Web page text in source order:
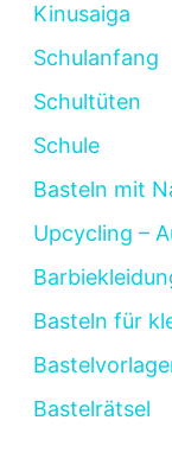
Kinusaiga
Schulanfang
Schultüten
Schule
Basteln mit
Upcycling –
Basteln für
Bastelrätsel